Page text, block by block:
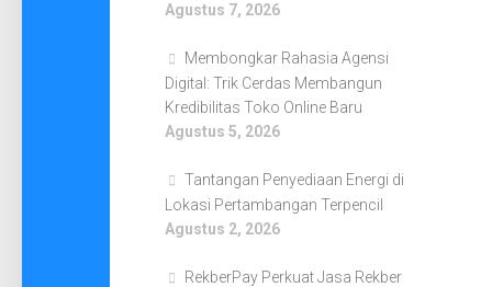
Agustus 7, 2026
Membongkar Rahasia Agensi
Digital: Trik Cerdas Membangun
Kredibilitas Toko Online Baru
Agustus 5, 2026
Tantangan Penyediaan Energi di
Lokasi Pertambangan Terpencil
Agustus 2, 2026
RekberPay Perkuat Jasa Rekber